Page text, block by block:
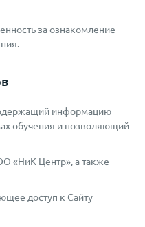
за ознакомление
информацию
обучения и позволяющий
«НиК-Центр», а также
доступ к Сайту